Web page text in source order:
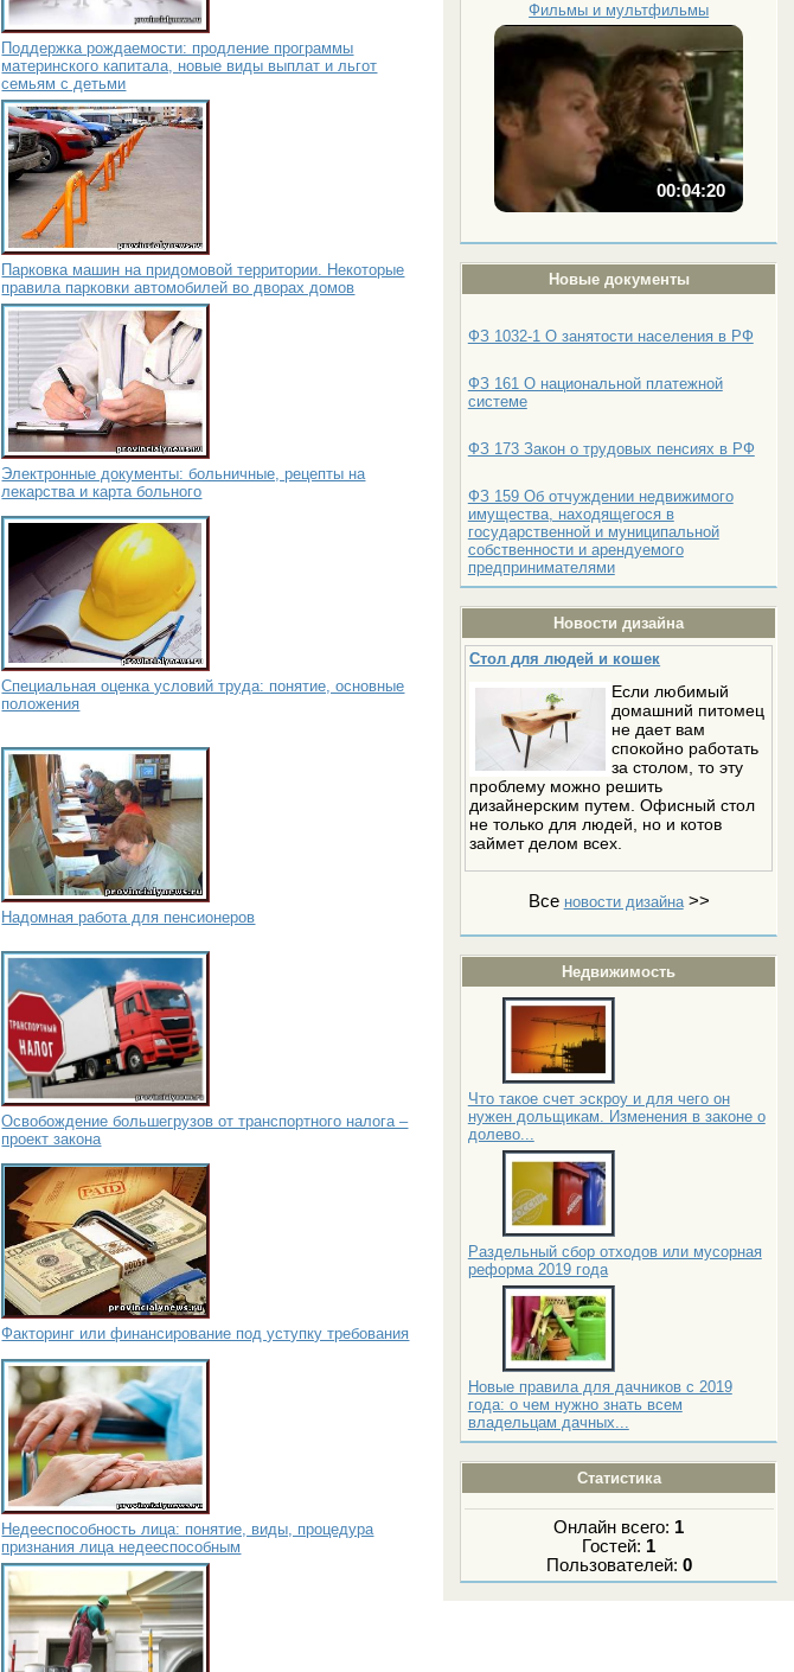
Фильмы и мультфильмы
00:04:20
Новые документы
ФЗ 1032-1 О занятости населения в РФ
ФЗ 161 О национальной платежной
системе
ФЗ 173 Закон о трудовых пенсиях в РФ
ФЗ 159 Об отчуждении недвижимого
имущества, находящегося в
государственной и муниципальной
собственности и арендуемого
предпринимателями
Новости дизайна
Стол для людей и кошек
Если любимый
домашний питомец
не дает вам
спокойно работать
за столом, то эту
проблему можно решить
дизайнерским путем. Офисный стол
не только для людей, но и котов
займет делом всех.
Все новости дизайна>>
Недвижимость
Что такое счет эскроу и для чего он
нужен дольщикам. Изменения в законе о
долево...
Раздельный сбор отходов или мусорная
реформа 2019 года
Новые правила для дачников с 2019
года: о чем нужно знать всем
владельцам дачных...
Статистика
Онлайн всего: 1
Гостей: 1
Пользователей: 0
Поддержка рождаемости: продление программы
материнского капитала, новые виды выплат и льгот
семьям с детьми
Парковка машин на придомовой территории. Некоторые
правила парковки автомобилей во дворах домов
Электронные документы: больничные, рецепты на
лекарства и карта больного
Специальная оценка условий труда: понятие, основные
положения
Надомная работа для пенсионеров
Освобождение большегрузов от транспортного налога –
проект закона
Факторинг или финансирование под уступку требования
Недееспособность лица: понятие, виды, процедура
признания лица недееспособным